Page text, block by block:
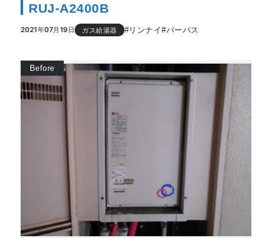
RUJ-A2400B
2021年07月19日 ガス給湯器 #リンナイ#パーパス